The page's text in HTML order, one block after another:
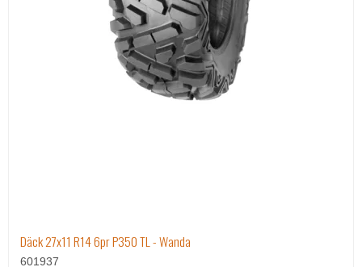
Däck 27x11 R14 6pr P350 TL - Wanda
601937